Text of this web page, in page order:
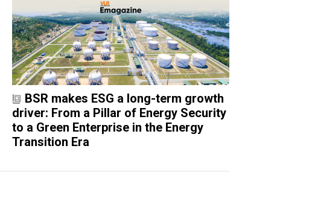
BSR makes ESG a long-term growth
driver: From a Pillar of Energy Security
to a Green Enterprise in the Energy
Transition Era